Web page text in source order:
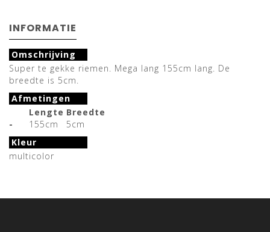
INFORMATIE
Omschrijving
Super te gekke riemen. Mega lang 155cm lang. De
breedte is 5cm.
Afmetingen
Lengte Breedte
-
155cm
5cm
Kleur
multicolor